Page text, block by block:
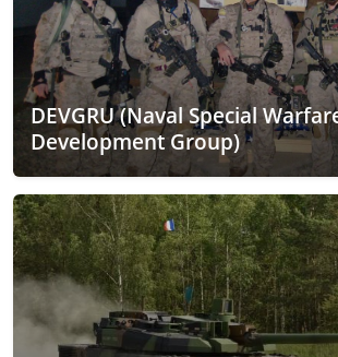
DEVGRU (Naval Special
Development Group)